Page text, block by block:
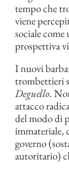
tempo che
viene
sociale
prospettiva
I nuovi
trombettieri
Deguello.
attacco
del modo di
immateriale,
governo
autoritario)